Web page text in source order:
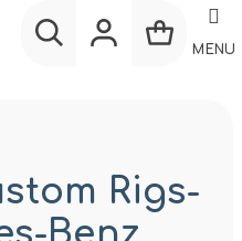
MENU
Rigs-